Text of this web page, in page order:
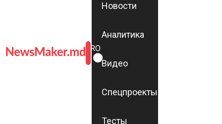
ROMÂNĂ
RU
Новости
Аналитика
Видео
Спецпроекты
Тесты